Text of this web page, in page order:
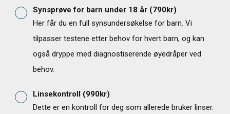
Synsprøve for barn under 18 år (790kr)
Her får du en full synsundersøkelse for barn. Vi
tilpasser testene etter behov for hvert barn, og kan
også dryppe med diagnostiserende øyedråper ved
behov.
Linsekontroll (990kr)
Dette er en kontroll for deg som allerede bruker linser.